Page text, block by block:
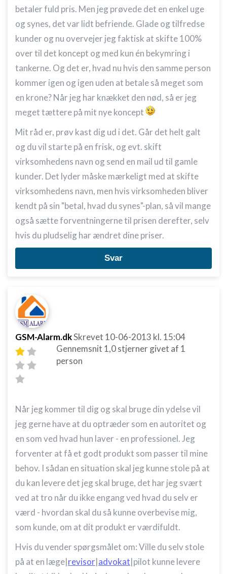
betaler fuld pris. Men jeg prøvede det en enkel uge
og synes, det var lidt befriende. Glade og tilfredse
kunder og nu overvejer jeg faktisk at skifte 100%
over til det koncept og med kun én bekymring i
tankerne. Og det er, hvad nu hvis den samme person
kommer igen og igen uden at betale så meget som
en krone? Når jeg har knækket den nød, så er jeg
meget tættere på mit nye koncept
Mit råd er, prøv kast dig ud i det. Går det helt galt
og du vil starte på en frisk, og evt. skift
virksomhedens navn og send en mail ud til gamle
kunder. Det lyder måske mærkeligt med at skifte
virksomhedens navn, men hvis virksomheden bliver
kendt på sin "betal, hvad du synes"-plan, så vil mange
også sætte forventningerne til prisen derefter, selv
hvis du pludselig har ændret dine priser.
Svar
GSM-Alarm.dkSkrevet 10-06-2013 kl. 15:04
Gennemsnit 1,0stjerner givet af 1
person
Når jeg kommer til dig og skal bruge din ydelse vil
jeg gerne have at du optræder som en autoritet og
en som ved hvad hun laver - en professionel. Jeg
forventer at få et godt produkt som passer til mine
behov. I sådan en situation skal jeg kunne stole på at
du kan levere det jeg skal bruge, det har jeg svært
ved at tro når du ikke engang ved hvad du selv er
værd - hvordan skal du så kunne overbevise mig,
som kunde, om at dit produkt er værdifuldt.
Hvis du vender spørgsmålet om: Ville du selv stole
på at en læge|revisor|advokat|pilot kunne levere